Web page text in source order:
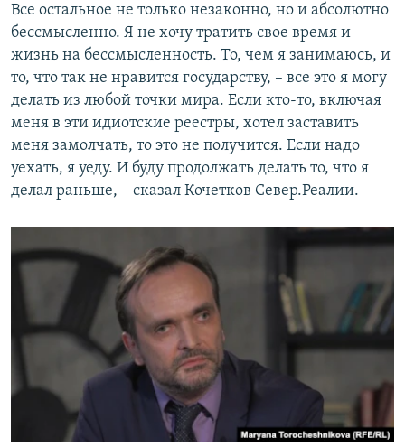
Все остальное не только незаконно, но и абсолютно
бессмысленно. Я не хочу тратить свое время и
жизнь на бессмысленность. То, чем я занимаюсь, и
то, что так не нравится государству, – все это я могу
делать из любой точки мира. Если кто-то, включая
меня в эти идиотские реестры, хотел заставить
меня замолчать, то это не получится. Если надо
уехать, я уеду. И буду продолжать делать то, что я
делал раньше, – сказал Кочетков Север.Реалии.